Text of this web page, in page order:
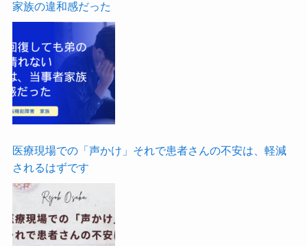
家族の違和感だった
医療現場での「声かけ」それで患者さんの不安は、軽減
されるはずです